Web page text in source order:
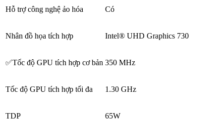
Hỗ trợ công nghệ ảo hóa Có
Nhân đồ họa tích hợp Intel® UHD Graphics 730
✅Tốc độ GPU tích hợp cơ bản 350 MHz
Tốc độ GPU tích hợp tối đa 1.30 GHz
TDP 65W